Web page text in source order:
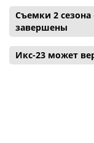
Съемки 2
завершены
Икс-23 может